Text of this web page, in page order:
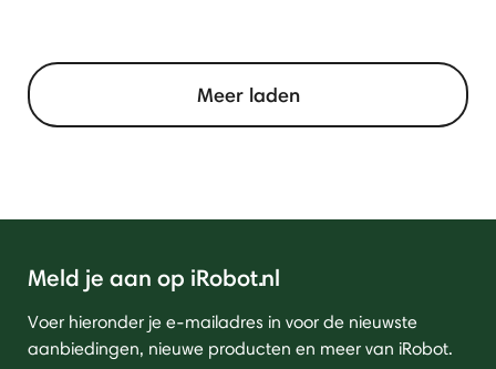
Meer laden
Meld je aan op iRobot.nl
Voer hieronder je e-mailadres in voor de nieuwste
aanbiedingen, nieuwe producten en meer van iRobot.